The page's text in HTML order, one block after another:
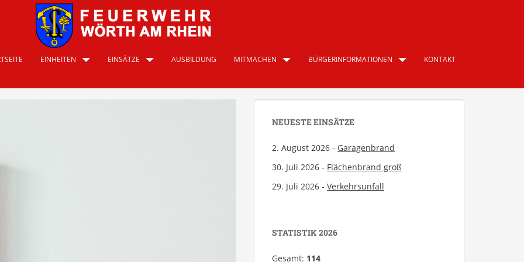
EINHEITEN EINSÄTZE AUSBILDUNG MITMACHEN BÜRGERINFORMATIONEN KONTAKT
NEUESTE EINSÄTZE
2. August 2026 - Garagenbrand
30. Juli 2026 - Flächenbrand groß
29. Juli 2026 - Verkehrsunfall
STATISTIK 2026
Gesamt: 114